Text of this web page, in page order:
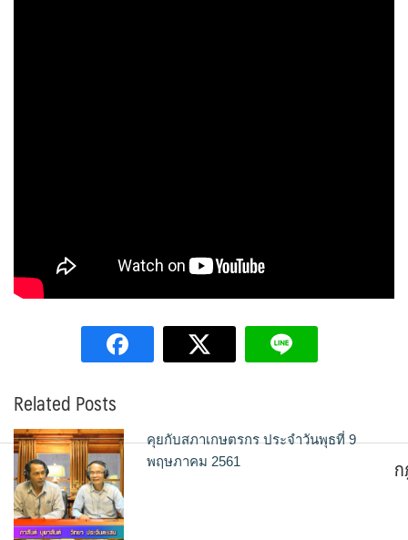
Related Posts
คุยกับสภาเกษตรกร ประจำวันพุธที่ 9
พฤษภาคม 2561